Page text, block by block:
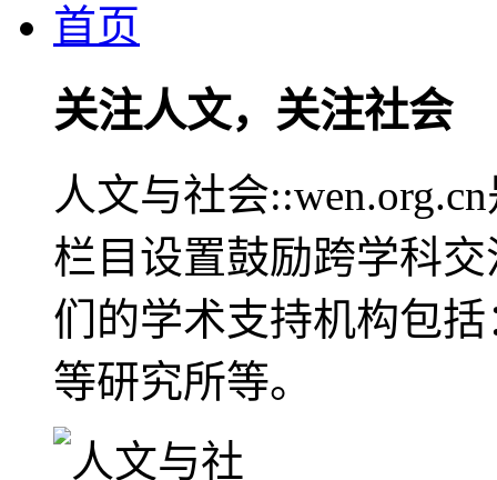
首页
关注人文，关注社会
人文与社会
栏目设置鼓励跨学科
们的学术支持机构包
等研究所等。